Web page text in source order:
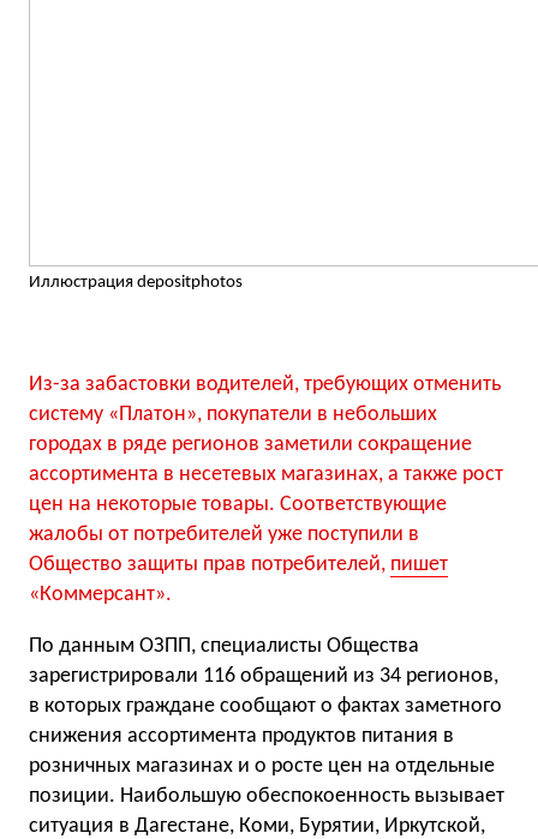
Иллюстрация depositphotos
Из-за забастовки водителей, требующих отменить
систему «Платон», покупатели в небольших
городах в ряде регионов заметили сокращение
ассортимента в несетевых магазинах, а также рост
цен на некоторые товары. Соответствующие
жалобы от потребителей уже поступили в
Общество защиты прав потребителей, пишет
«Коммерсант».
По данным ОЗПП, специалисты Общества
зарегистрировали 116 обращений из 34 регионов,
в которых граждане сообщают о фактах заметного
снижения ассортимента продуктов питания в
розничных магазинах и о росте цен на отдельные
позиции. Наибольшую обеспокоенность вызывает
ситуация в Дагестане, Коми, Бурятии, Иркутской,